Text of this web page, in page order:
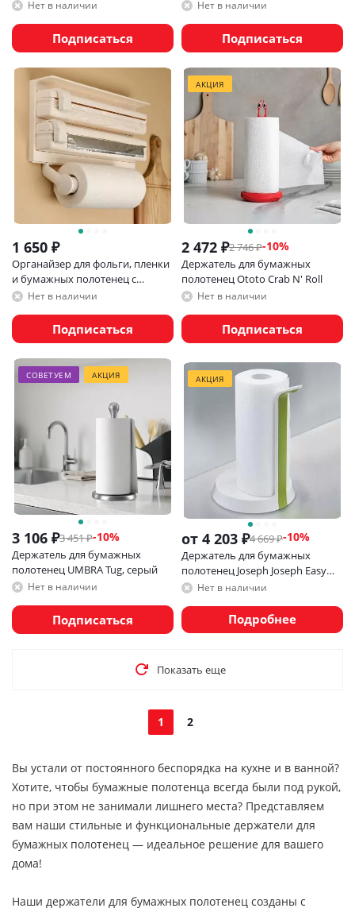
Нет в наличии
Подписаться
Joseph RollGrip
Нет в наличии
Подписаться
1 650 ₽
Органайзер для фольги, пленки
и бумажных полотенец с
режущим дозатором
Нет в наличии
Подписаться
АКЦИЯ
2 472 ₽2 746₽-10%
Держатель для бумажных
полотенец Ototo Crab N' Roll
Нет в наличии
Подписаться
СОВЕТУЕМ АКЦИЯ
3 106 ₽3 451₽-10%
Держатель для бумажных
полотенец UMBRA Tug, серый
Нет в наличии
Подписаться
АКЦИЯ
от 4 203 ₽4 669 ₽-10%
Держатель для бумажных
полотенец Joseph Joseph Easy
TearНет в наличии
Подробнее
Показать еще
1 2
Вы устали от постоянного беспорядка на кухне и в ванной?
Хотите, чтобы бумажные полотенца всегда были под рукой,
но при этом не занимали лишнего места? Представляем
вам наши стильные и функциональные держатели для
бумажных полотенец — идеальное решение для вашего
дома!
Наши держатели для бумажных полотенец созданы с